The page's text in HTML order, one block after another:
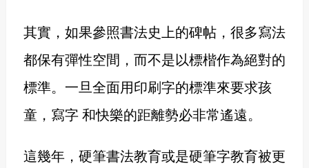
其實，如果參照書法史上的碑帖，很多寫法
都保有彈性空間，而不是以標楷作為絕對的
標準。一旦全面用印刷字的標準來要求孩
童，寫字 和快樂的距離勢必非常遙遠。
這幾年，硬筆書法教育或是硬筆字教育被更